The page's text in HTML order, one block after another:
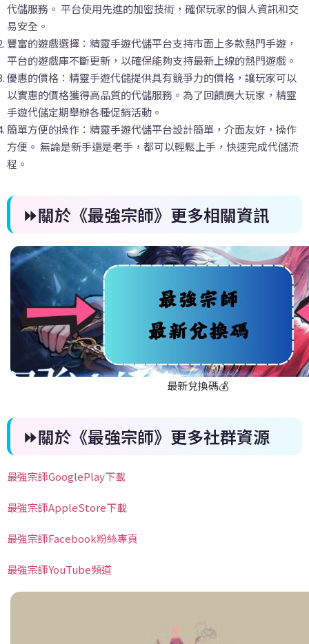
代儲服務。 平台使用先進的加密技術，確保玩家的個人資訊和交
易安全。
豐富的遊戲選擇：精靈手遊代儲平台支持市面上多款熱門手遊，
平台的遊戲庫不斷更新，以確保能夠支持最新上線的熱門遊戲。
優惠的價格：精靈手遊代儲提供具有競爭力的價格，讓玩家可以
以實惠的價格獲得高品質的代儲服務。為了回饋廣大玩家，精靈
手遊代儲定期舉辦各種促銷活動。
簡單方便的操作：精靈手遊代儲平台設計簡單，介面友好，操作
方便。 無論是新手還是老手，都可以輕鬆上手，快速完成代儲流
程。
⏩關於《最強宗師》更多相關資訊
最新兌換碼💰
⏩關於《最強宗師》更多社群資源
最強宗師GooglePlay下載
最強宗師AppleStore下載
最強宗師Facebook粉絲專頁
最強宗師YouTube頻道